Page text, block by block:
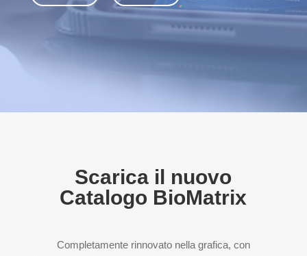
Scarica il nuovo
Catalogo BioMatrix
Completamente rinnovato nella grafica, con